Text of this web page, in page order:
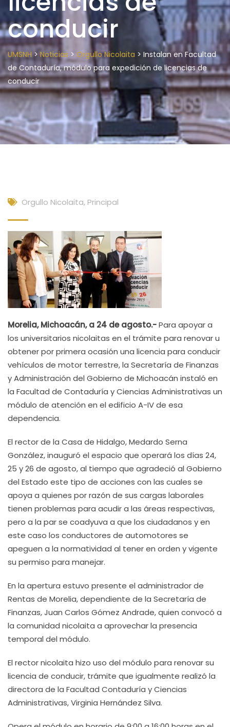
conducir
UMSNH> Noticias > Orgullo Nicolaita > Instalan en Facultad
de Contaduría, módulo para expedición de licencias de
conducir
Orgullo Nicolaita, Principal
Morelia, Michoacán, a 24 de agosto.-Para apoyar a
los universitarios nicolaitas en el trámite para renovar u
obtener por primera ocasión una licencia para conducir
vehículos de motor terrestre, la Secretaría de Finanzas
y Administración del Gobierno de Michoacán instaló en
la Facultad de Contaduría y Ciencias Administrativas un
módulo de atención en el edificio A-IV de esa
dependencia.
El rector de la Casa de Hidalgo, Medardo Serna
González, inauguró el espacio que operará los días 24,
25 y 26 de agosto, al tiempo que agradeció al Gobierno
del Estado este tipo de acciones con las cuales se
apoya a quienes por razón de sus cargas laborales
tienen problemas para acudir a las áreas respectivas,
pero a la par se coadyuva a que los ciudadanos y en
este caso los conductores de automotores se
apeguen a la normatividad al tener en orden y vigente
su permiso para manejar.
En la apertura estuvo presente el administrador de
Rentas de Morelia, dependiente de la Secretaría de
Finanzas, Juan Carlos Gómez Andrade, quien convocó a
la comunidad nicolaita a aprovechar la presencia
temporal del módulo.
El rector nicolaita hizo uso del módulo para renovar su
licencia de conducir, trámite que igualmente realizó la
directora de la Facultad Contaduría y Ciencias
Administrativas, Virginia Hernández Silva.